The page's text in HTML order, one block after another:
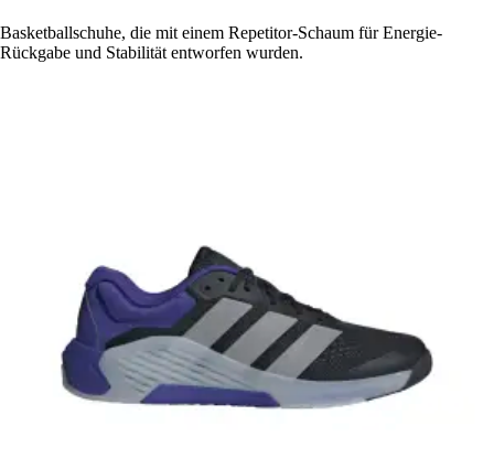
Basketballschuhe, die mit einem Repetitor-Schaum für Energie-
Rückgabe und Stabilität entworfen wurden.